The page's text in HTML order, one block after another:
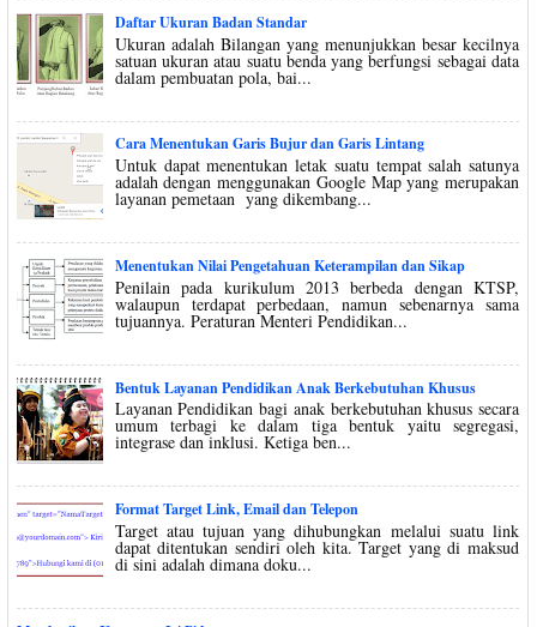
Daftar Ukuran Badan Standar
Ukuran adalah Bilangan yang menunjukkan besar kecilnya
satuan ukuran atau suatu benda yang berfungsi sebagai data
dalam pembuatan pola, bai...
Cara Menentukan Garis Bujur dan Garis Lintang
Untuk dapat menentukan letak suatu tempat salah satunya
adalah dengan menggunakan Google Map yang merupakan
layanan pemetaan yang dikembang...
Menentukan Nilai Pengetahuan Keterampilan dan Sikap
Penilain pada kurikulum 2013 berbeda dengan KTSP,
walaupun terdapat perbedaan, namun sebenarnya sama
tujuannya. Peraturan Menteri Pendidikan...
Bentuk Layanan Pendidikan Anak Berkebutuhan Khusus
Layanan Pendidikan bagi anak berkebutuhan khusus secara
umum terbagi ke dalam tiga bentuk yaitu segregasi,
integrase dan inklusi. Ketiga ben...
Format Target Link, Email dan Telepon
Target atau tujuan yang dihubungkan melalui suatu link
dapat ditentukan sendiri oleh kita. Target yang di maksud
di sini adalah dimana doku...